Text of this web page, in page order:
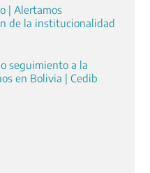
| Alertamos
de la institucionalidad
seguimiento a la
en Bolivia | Cedib